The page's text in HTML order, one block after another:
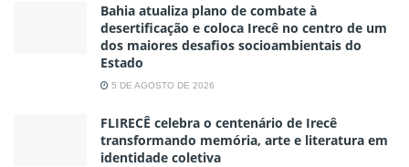
Bahia atualiza plano de combate à
desertificação e coloca Irecê no centro de um
dos maiores desafios socioambientais do
Estado
5 DE AGOSTO DE 2026
FLIRECÊ celebra o centenário de Irecê
transformando memória, arte e literatura em
identidade coletiva